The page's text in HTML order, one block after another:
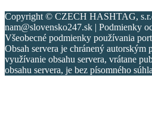
Copyright © CZECH HASHTAG,
nam@slovensko247.sk | Podmienky
Všeobecné podmienky používania
Obsah servera je chránený
využívanie obsahu servera, vrátane
obsahu servera, je bez písomného